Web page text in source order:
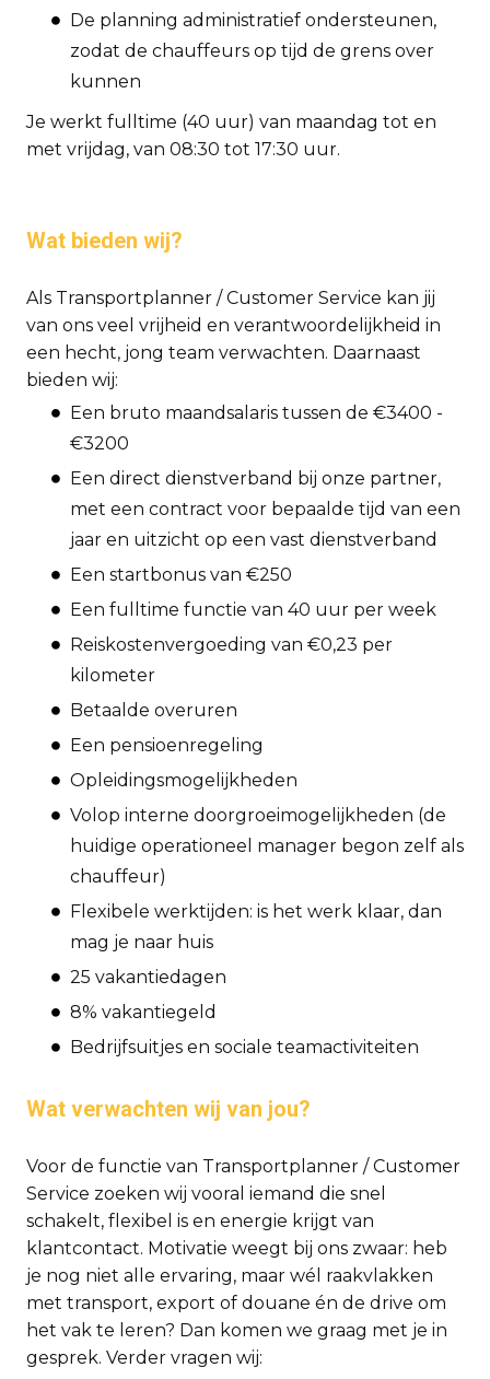
De planning administratief ondersteunen,
zodat de chauffeurs op tijd de grens over
kunnen
Je werkt fulltime (40 uur) van maandag tot en
met vrijdag, van 08:30 tot 17:30 uur.
Wat bieden wij?
Als Transportplanner / Customer Service kan jij
van ons veel vrijheid en verantwoordelijkheid in
een hecht, jong team verwachten. Daarnaast
bieden wij:
Een bruto maandsalaris tussen de €3400 -
€3200
Een direct dienstverband bij onze partner,
met een contract voor bepaalde tijd van een
jaar en uitzicht op een vast dienstverband
Een startbonus van €250
Een fulltime functie van 40 uur per week
Reiskostenvergoeding van €0,23 per
kilometer
Betaalde overuren
Een pensioenregeling
Opleidingsmogelijkheden
Volop interne doorgroeimogelijkheden (de
huidige operationeel manager begon zelf als
chauffeur)
Flexibele werktijden: is het werk klaar, dan
mag je naar huis
25 vakantiedagen
8% vakantiegeld
Bedrijfsuitjes en sociale teamactiviteiten
Wat verwachten wij van jou?
Voor de functie van Transportplanner / Customer
Service zoeken wij vooral iemand die snel
schakelt, flexibel is en energie krijgt van
klantcontact. Motivatie weegt bij ons zwaar: heb
je nog niet alle ervaring, maar wél raakvlakken
met transport, export of douane én de drive om
het vak te leren? Dan komen we graag met je in
gesprek. Verder vragen wij: